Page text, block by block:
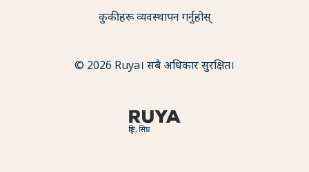
दृष्टि, सिघ्र
कुकीहरू व्यवस्थापन गर्नुहोस्
© 2026 Ruya। सबै अधिकार सुरक्षित।